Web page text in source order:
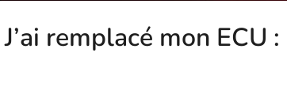
J’ai remplacé mon